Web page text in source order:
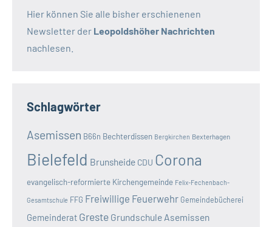
Hier können Sie alle bisher erschienenen
Newsletter der Leopoldshöher Nachrichten
nachlesen.
Schlagwörter
Asemissen B66n Bechterdissen Bergkirchen Bexterhagen
Bielefeld Brunsheide CDU Corona
evangelisch-reformierte Kirchengemeinde Felix-Fechenbach-
Gesamtschule FFG Freiwillige Feuerwehr Gemeindebücherei
Gemeinderat Greste Grundschule Asemissen